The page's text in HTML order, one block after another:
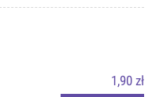
1,90 zł